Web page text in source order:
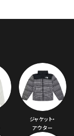
ジャケット・
アウター